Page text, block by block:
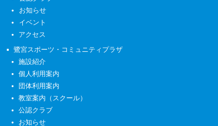
お知らせ
イベント
アクセス
鷺宮スポーツ・コミュニティプラザ
施設紹介
個人利用案内
団体利用案内
教室案内（スクール）
公認クラブ
お知らせ